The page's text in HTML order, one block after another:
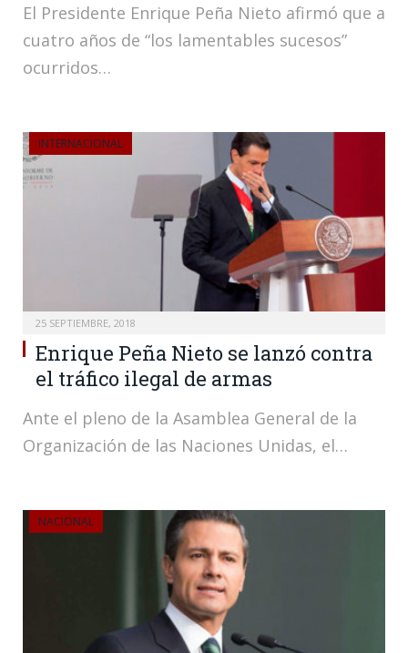
El Presidente Enrique Peña Nieto afirmó que a
cuatro años de “los lamentables sucesos”
ocurridos…
INTERNACIONAL
25 SEPTIEMBRE, 2018
Enrique Peña Nieto se lanzó contra
el tráfico ilegal de armas
Ante el pleno de la Asamblea General de la
Organización de las Naciones Unidas, el…
NACIONAL